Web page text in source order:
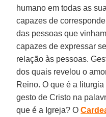
humano em todas as
capazes de
das pessoas que
capazes de expressar
relação às pessoas.
dos quais revelou o
Reino. O que é a
gesto de Cristo na
que é a Igreja? O